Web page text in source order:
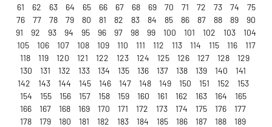
61
62 63 64 65 66 67 68 69 70 71 72 73 74
75
76
77 78 79 80 81 82 83 84 85 86 87 88 89
90
91
92 93 94 95 96 97 98 99 100 101 102 103
104
105
106 107 108 109 110 111 112 113 114 115 116
117
118
119 120 121 122 123 124 125 126 127 128
129
130
131 132 133 134 135 136 137 138 139 140
141
142
143 144 145 146 147 148 149 150 151 152
153
154
155 156 157 158 159 160 161 162 163 164
165
166
167 168 169 170 171 172 173 174 175 176
177
178
179 180 181 182 183 184 185 186 187 188
189